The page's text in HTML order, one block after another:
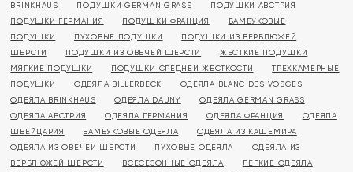
BRINKHAUS
ПОДУШКИ GERMAN GRASS
ПОДУШКИ АВСТРИЯ
ПОДУШКИ ГЕРМАНИЯ
ПОДУШКИ ФРАНЦИЯ
БАМБУКОВЫЕ
ПОДУШКИ
ПУХОВЫЕ ПОДУШКИ
ПОДУШКИ ИЗ ВЕРБЛЮЖЕЙ
ШЕРСТИ
ПОДУШКИ ИЗ ОВЕЧЕЙ ШЕРСТИ
ЖЕСТКИЕ ПОДУШКИ
МЯГКИЕ ПОДУШКИ
ПОДУШКИ СРЕДНЕЙ ЖЕСТКОСТИ
ТРЕХКАМЕРНЫЕ
ПОДУШКИ
ОДЕЯЛА BILLERBECK
ОДЕЯЛА BLANC DES VOSGES
ОДЕЯЛА BRINKHAUS
ОДЕЯЛА DAUNY
ОДЕЯЛА GERMAN GRASS
ОДЕЯЛА АВСТРИЯ
ОДЕЯЛА ГЕРМАНИЯ ОДЕЯЛА ФРАНЦИЯ
ОДЕЯЛА
ШВЕЙЦАРИЯ
БАМБУКОВЫЕ ОДЕЯЛА
ОДЕЯЛА ИЗ КАШЕМИРА
ОДЕЯЛА ИЗ ОВЕЧЕЙ ШЕРСТИ
ПУХОВЫЕ ОДЕЯЛА
ОДЕЯЛА ИЗ
ВЕРБЛЮЖЕЙ ШЕРСТИ
ВСЕСЕЗОННЫЕ ОДЕЯЛА
ЛЕГКИЕ ОДЕЯЛА